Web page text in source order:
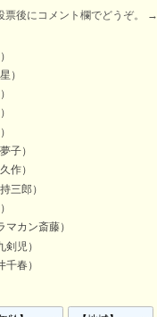
後にコメント欄でどうぞ。 →
）
子）
作）
三郎）
カン斎藤）
児）
春）